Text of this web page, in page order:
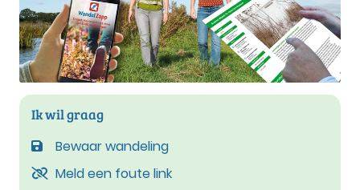
Ik wil graag
Bewaar wandeling
Meld een foute link